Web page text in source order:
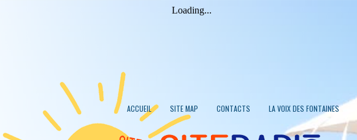
ACCUEIL SITE MAP CONTACTS LA VOIX DES FONTAINES